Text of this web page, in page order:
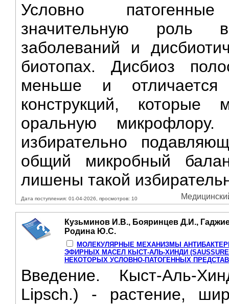
Условно
значительную роль
заболеваний и
биотопах. Дисбиоз
меньше и отличается
конструкций, которые
оральную микрофлору.
избирательно
общий микробный
лишены такой
Дата поступления: 01-04-2026, просмотров: 10
Кузьминов И.В., Бояринцев Д.И.,
Родина Ю.С.
МОЛЕКУЛЯРНЫЕ МЕХАНИЗМЫ
ЭФИРНЫХ МАСЕЛ КЫСТ-АЛЬ-ХИНДИ (SAUSSUREA
НЕКОТОРЫХ УСЛОВНО-ПАТОГЕННЫХ
Введение. Кыст-Аль-
Lipsch.) - растение,